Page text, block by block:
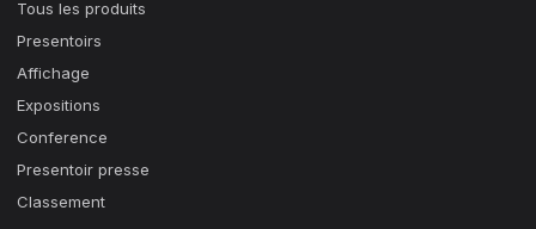
Tous les produits
Presentoirs
Affichage
Expositions
Conference
Presentoir presse
Classement